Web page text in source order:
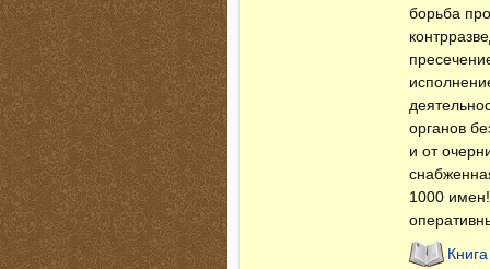
борьба
органов
и от
1000